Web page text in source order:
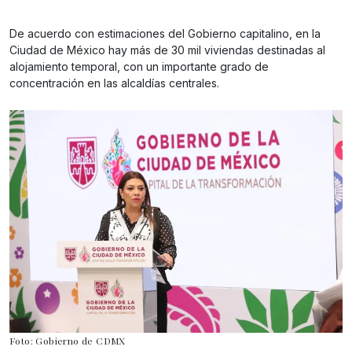
De acuerdo con estimaciones del Gobierno capitalino, en la
Ciudad de México hay más de 30 mil viviendas destinadas al
alojamiento temporal, con un importante grado de
concentración en las alcaldías centrales.
Foto: Gobierno de CDMX